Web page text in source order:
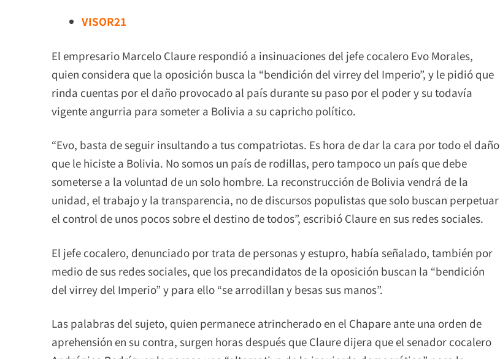
VISOR21
El empresario Marcelo Claure respondió a insinuaciones del jefe cocalero Evo Morales,
quien considera que la oposición busca la “bendición del virrey del Imperio”, y le pidió que
rinda cuentas por el daño provocado al país durante su paso por el poder y su todavía
vigente angurria para someter a Bolivia a su capricho político.
“Evo, basta de seguir insultando a tus compatriotas. Es hora de dar la cara por todo el daño
que le hiciste a Bolivia. No somos un país de rodillas, pero tampoco un país que debe
someterse a la voluntad de un solo hombre. La reconstrucción de Bolivia vendrá de la
unidad, el trabajo y la transparencia, no de discursos populistas que solo buscan perpetuar
el control de unos pocos sobre el destino de todos”, escribió Claure en sus redes sociales.
El jefe cocalero, denunciado por trata de personas y estupro, había señalado, también por
medio de sus redes sociales, que los precandidatos de la oposición buscan la “bendición
del virrey del Imperio” y para ello “se arrodillan y besas sus manos”.
Las palabras del sujeto, quien permanece atrincherado en el Chapare ante una orden de
aprehensión en su contra, surgen horas después que Claure dijera que el senador cocalero